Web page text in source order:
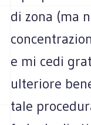
di zona (ma
e mi cedi
ulteriore
tale